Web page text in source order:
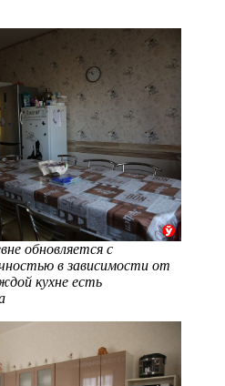
обновляется с
в зависимости от
кухне есть